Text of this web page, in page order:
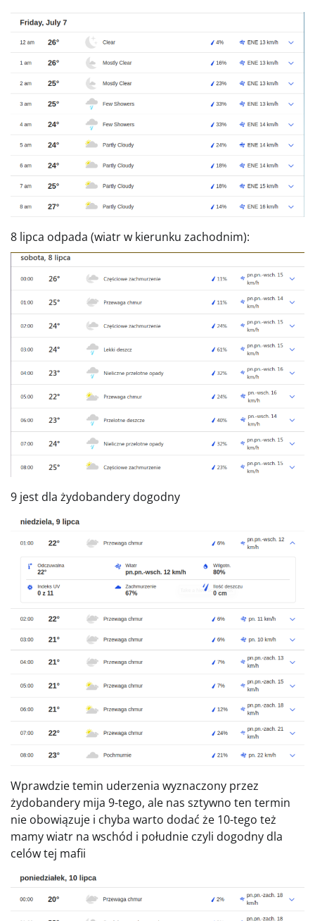
8 lipca odpada (wiatr w kierunku zachodnim):
9 jest dla żydobandery dogodny
Wprawdzie temin uderzenia wyznaczony przez
żydobandery mija 9-tego, ale nas sztywno ten termin
nie obowiązuje i chyba warto dodać że 10-tego też
mamy wiatr na wschód i południe czyli dogodny dla
celów tej mafii